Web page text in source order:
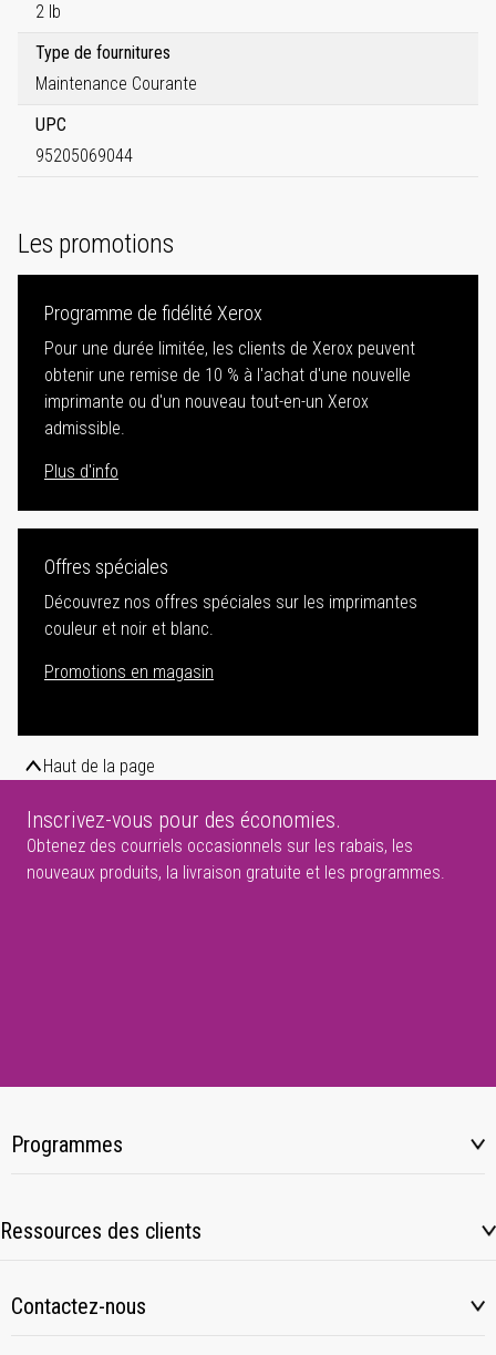
2 lb
Type de fournitures
Maintenance Courante
UPC
95205069044
Les promotions
Programme de fidélité Xerox
Pour une durée limitée, les clients de Xerox peuvent
obtenir une remise de 10 % à l'achat d'une nouvelle
imprimante ou d'un nouveau tout-en-un Xerox
admissible.
Plus d'info
Offres spéciales
Découvrez nos offres spéciales sur les imprimantes
couleur et noir et blanc.
Promotions en magasin
Haut de la page
Inscrivez-vous pour des économies.
Obtenez des courriels occasionnels sur les rabais, les
nouveaux produits, la livraison gratuite et les programmes.
Programmes
Ressources des clients
Contactez-nous